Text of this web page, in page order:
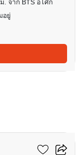
. จาก BTS อโศก
อยู่